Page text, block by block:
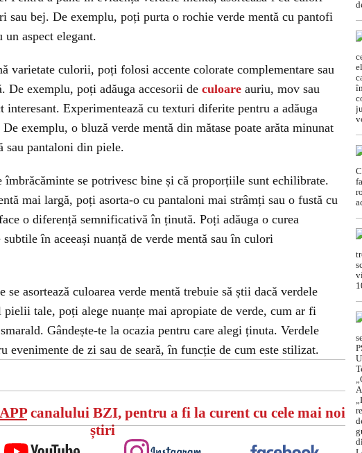
sau bej. De exemplu, poți purta o rochie verde mentă cu pantofi
un aspect elegant.
varietate culorii, poți folosi accente colorate complementare sau
De exemplu, poți adăuga accesorii de culoare auriu, mov sau
interesant. Experimentează cu texturi diferite pentru a adăuga
exemplu, o bluză verde mentă din mătase poate arăta minunat
sau pantaloni din piele.
îmbrăcăminte se potrivesc bine și că proporțiile sunt echilibrate.
mai largă, poți asorta-o cu pantaloni mai strâmți sau o fustă cu
o diferență semnificativă în ținută. Poți adăuga o curea
în aceeași nuanță de verde mentă sau în culori
asortează culoarea verde mentă trebuie să știi dacă verdele
pielii tale, poți alege nuanțe mai apropiate de verde, cum ar fi
Gândește-te la ocazia pentru care alegi ținuta. Verdele
evenimente de zi sau de seară, în funcție de cum este stilizat.
canalului BZI, pentru a fi la curent cu cele mai noi
știri